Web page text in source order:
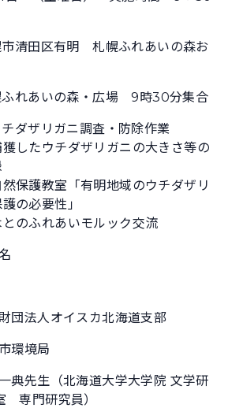
田区有明 札幌ふれあいの森お
あいの森・広場 9時30分集合
リガニ調査・防除作業
ダザリガニの大きさ等の
「有明地域のウチダザリ
の必要性」
あいモルック交流
人オイスカ北海道支部
境局
生（北海道大学大学院 文学研
専門研究員）